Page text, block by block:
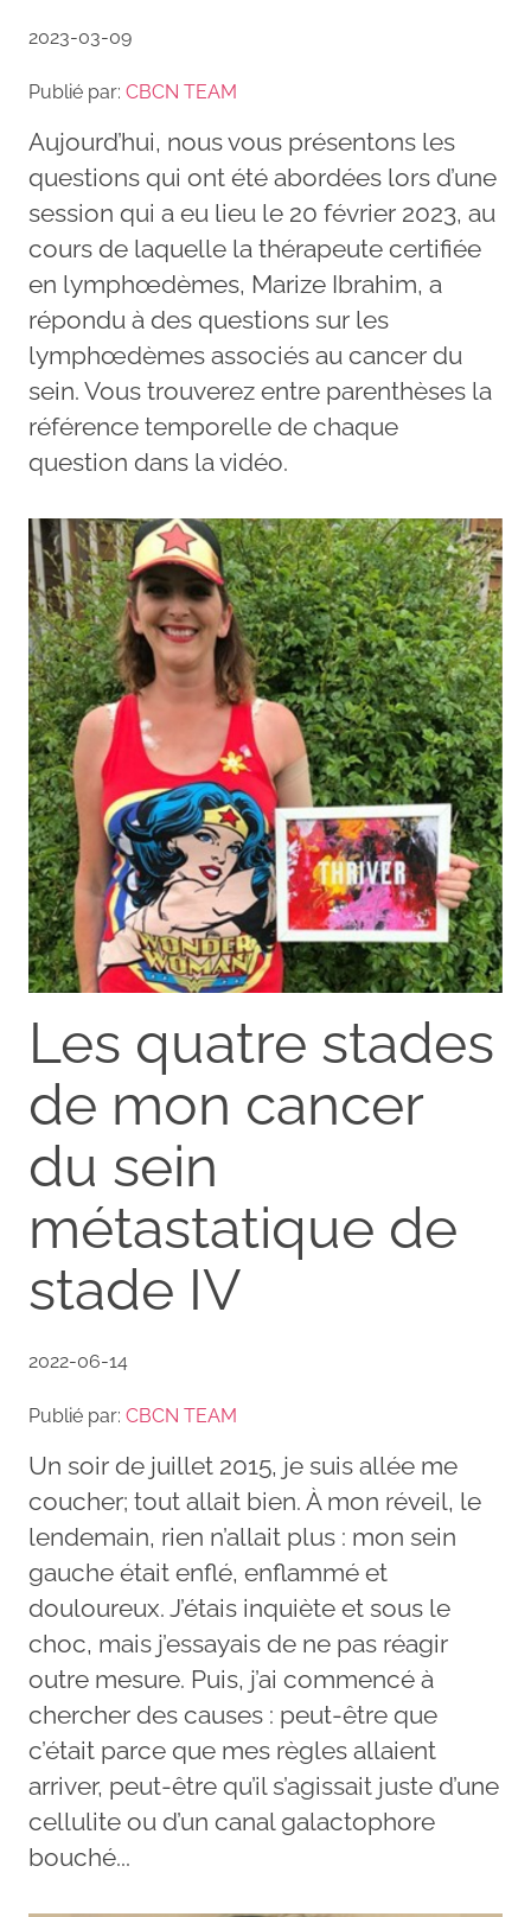
2023-03-09
Publié par: CBCN TEAM
Aujourd’hui, nous vous présentons les
questions qui ont été abordées lors d’une
session qui a eu lieu le 20 février 2023, au
cours de laquelle la thérapeute certifiée
en lymphœdèmes, Marize Ibrahim, a
répondu à des questions sur les
lymphœdèmes associés au cancer du
sein. Vous trouverez entre parenthèses la
référence temporelle de chaque
question dans la vidéo.
Les quatre stades
de mon cancer
du sein
métastatique de
stade IV
2022-06-14
Publié par: CBCN TEAM
Un soir de juillet 2015, je suis allée me
coucher; tout allait bien. À mon réveil, le
lendemain, rien n’allait plus : mon sein
gauche était enflé, enflammé et
douloureux. J’étais inquiète et sous le
choc, mais j’essayais de ne pas réagir
outre mesure. Puis, j’ai commencé à
chercher des causes : peut-être que
c’était parce que mes règles allaient
arriver, peut-être qu’il s’agissait juste d’une
cellulite ou d’un canal galactophore
bouché...